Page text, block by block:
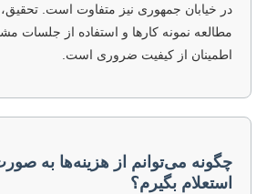
در خیابان جمهوری نیز متفاوت است. تحقیق،
مطالعه نمونه کارها و استفاده از جلسات مشاوره
اطمینان از کیفیت ضروری است.
چگونه می‌توانم از هزینه‌ها به صورت
استعلام بگیرم؟